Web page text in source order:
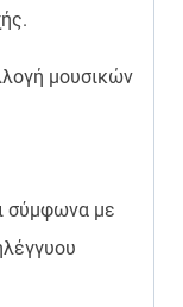
μουσικών
σύμφωνα με